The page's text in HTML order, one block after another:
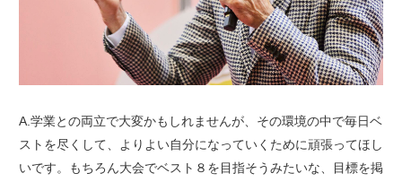
A.学業との両立で大変かもしれませんが、その環境の中で毎日ベ
ストを尽くして、よりよい自分になっていくために頑張ってほし
いです。もちろん大会でベスト８を目指そうみたいな、目標を掲